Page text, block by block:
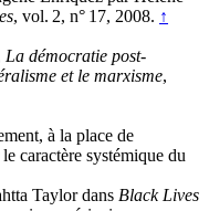
, vol. 2, n° 17, 2008. ↑
La démocratie post-
et le marxisme,
à la place de
caractère systémique du
Taylor dans Black Lives